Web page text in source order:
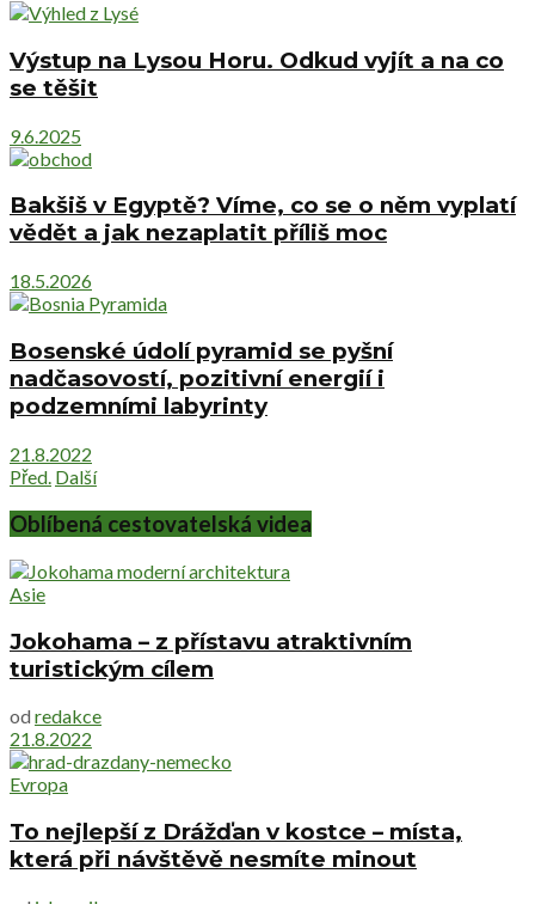
Výstup na Lysou Horu. Odkud vyjít a na co
se těšit
9.6.2025
Bakšiš v Egyptě? Víme, co se o něm vyplatí
vědět a jak nezaplatit příliš moc
18.5.2026
Bosenské údolí pyramid se pyšní
nadčasovostí, pozitivní energií i
podzemními labyrinty
21.8.2022
Před. Další
Oblíbená cestovatelská videa
Asie
Jokohama – z přístavu atraktivním
turistickým cílem
od redakce
21.8.2022
Evropa
To nejlepší z Drážďan v kostce – místa,
která při návštěvě nesmíte minout